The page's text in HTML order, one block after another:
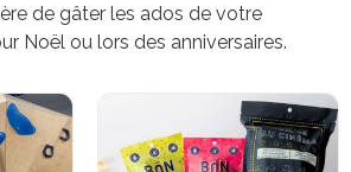
de gâter les ados de votre
Noël ou lors des anniversaires.